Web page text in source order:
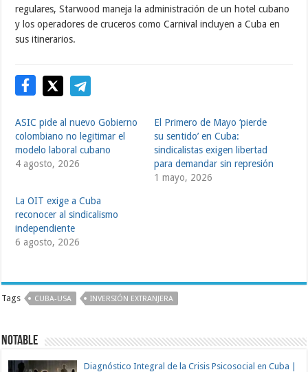
regulares, Starwood maneja la administración de un hotel cubano
y los operadores de cruceros como Carnival incluyen a Cuba en
sus itinerarios.
ASIC pide al nuevo Gobierno
colombiano no legitimar el
modelo laboral cubano
4 agosto, 2026
El Primero de Mayo ‘pierde
su sentido’ en Cuba:
sindicalistas exigen libertad
para demandar sin represión
1 mayo, 2026
La OIT exige a Cuba
reconocer al sindicalismo
independiente
6 agosto, 2026
Tags CUBA-USA INVERSIÓN EXTRANJERA
Notable
Diagnóstico Integral de la Crisis Psicosocial en Cuba |